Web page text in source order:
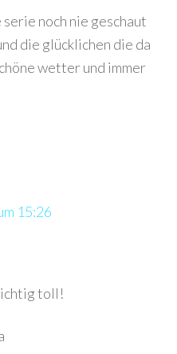
noch nie geschaut
die glücklichen die da
wetter und immer
15:26
toll!